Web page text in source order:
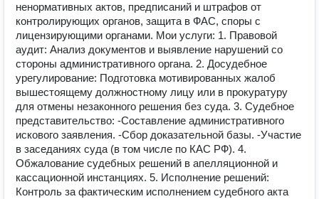
ненормативных актов, предписаний и штрафов от
контролирующих органов, защита в ФАС, споры с
лицензирующими органами. Мои услуги: 1. Правовой
аудит: Анализ документов и выявление нарушений со
стороны административного органа. 2. Досудебное
урегулирование: Подготовка мотивированных жалоб
вышестоящему должностному лицу или в прокуратуру
для отмены незаконного решения без суда. 3. Судебное
представительство: -Составление административного
искового заявления. -Сбор доказательной базы. -Участие
в заседаниях суда (в том числе по КАС РФ). 4.
Обжалование судебных решений в апелляционной и
кассационной инстанциях. 5. Исполнение решений:
Контроль за фактическим исполнением судебного акта